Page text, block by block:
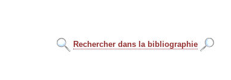
Rechercher dans la bibliographie